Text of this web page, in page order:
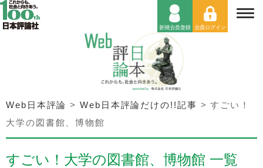
Web日本評論 >Web日本評論だけの!!記事 >すごい！
大学の図書館、博物館
すごい！大学の図書館、博物館 一覧